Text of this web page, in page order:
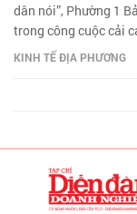
dân nói”, Phường 1
trong công cuộc cải
KINH TẾ ĐỊA PHƯƠNG